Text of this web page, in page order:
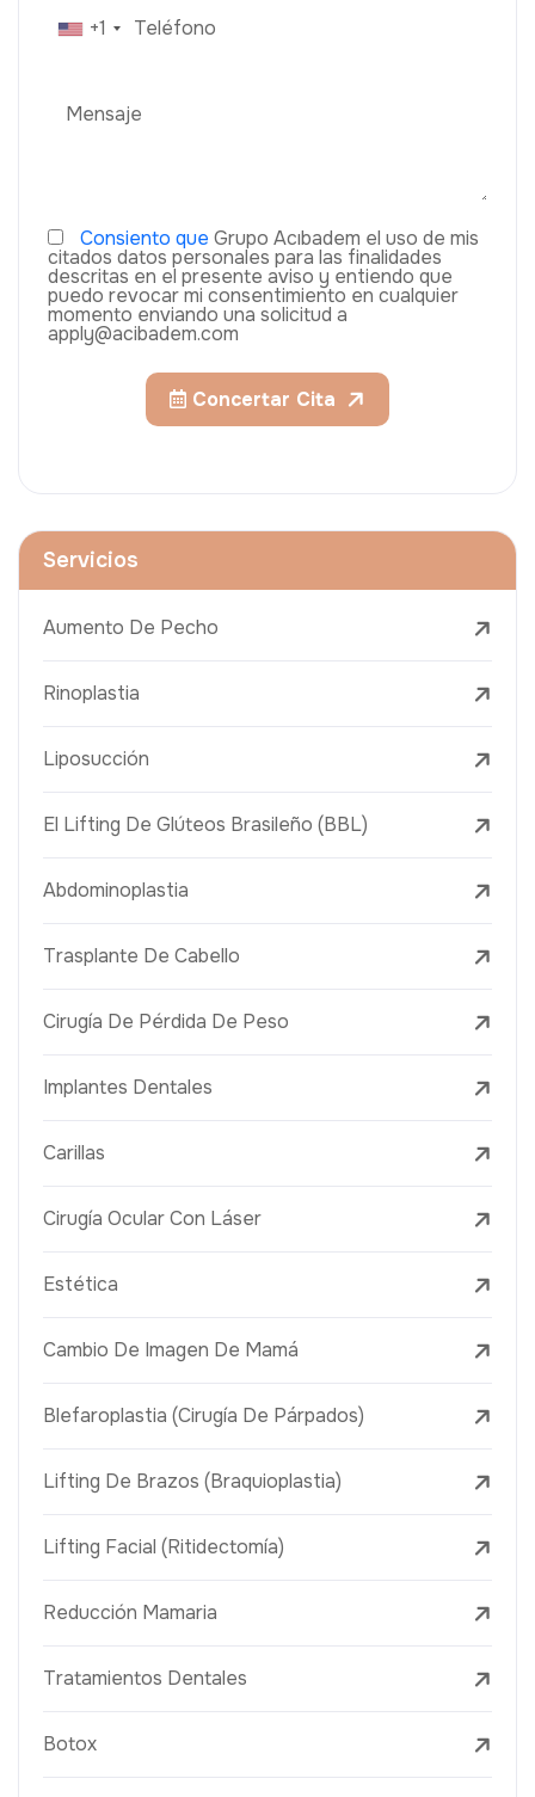
+1
Consiento que Grupo Acıbadem el uso de mis
citados datos personales para las finalidades
descritas en el presente aviso y entiendo que
puedo revocar mi consentimiento en cualquier
momento enviando una solicitud a
apply@acibadem.com
Concertar Cita
Servicios
Aumento De Pecho
Rinoplastia
Liposucción
El Lifting De Glúteos Brasileño (BBL)
Abdominoplastia
Trasplante De Cabello
Cirugía De Pérdida De Peso
Implantes Dentales
Carillas
Cirugía Ocular Con Láser
Estética
Cambio De Imagen De Mamá
Blefaroplastia (Cirugía De Párpados)
Lifting De Brazos (Braquioplastia)
Lifting Facial (Ritidectomía)
Reducción Mamaria
Tratamientos Dentales
Botox